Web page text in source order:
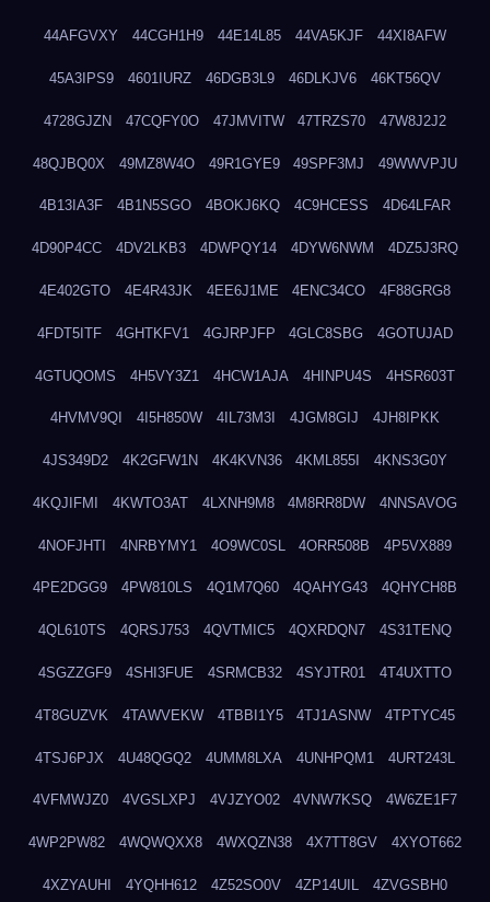
44AFGVXY 44CGH1H9 44E14L85 44VA5KJF 44XI8AFW
45A3IPS9 4601IURZ 46DGB3L9 46DLKJV6 46KT56QV
4728GJZN 47CQFY0O 47JMVITW 47TRZS70 47W8J2J2
48QJBQ0X 49MZ8W4O 49R1GYE9 49SPF3MJ 49WWVPJU
4B13IA3F 4B1N5SGO 4BOKJ6KQ 4C9HCESS 4D64LFAR
4D90P4CC 4DV2LKB3 4DWPQY14 4DYW6NWM 4DZ5J3RQ
4E402GTO 4E4R43JK 4EE6J1ME 4ENC34CO 4F88GRG8
4FDT5ITF 4GHTKFV1 4GJRPJFP 4GLC8SBG 4GOTUJAD
4GTUQOMS 4H5VY3Z1 4HCW1AJA 4HINPU4S 4HSR603T
4HVMV9QI 4I5H850W 4IL73M3I 4JGM8GIJ 4JH8IPKK
4JS349D2 4K2GFW1N 4K4KVN36 4KML855I 4KNS3G0Y
4KQJIFMI 4KWTO3AT 4LXNH9M8 4M8RR8DW 4NNSAVOG
4NOFJHTI 4NRBYMY1 4O9WC0SL 4ORR508B 4P5VX889
4PE2DGG9 4PW810LS 4Q1M7Q60 4QAHYG43 4QHYCH8B
4QL610TS 4QRSJ753 4QVTMIC5 4QXRDQN7 4S31TENQ
4SGZZGF9 4SHI3FUE 4SRMCB32 4SYJTR01 4T4UXTTO
4T8GUZVK 4TAWVEKW 4TBBI1Y5 4TJ1ASNW 4TPTYC45
4TSJ6PJX 4U48QGQ2 4UMM8LXA 4UNHPQM1 4URT243L
4VFMWJZ0 4VGSLXPJ 4VJZYO02 4VNW7KSQ 4W6ZE1F7
4WP2PW82 4WQWQXX8 4WXQZN38 4X7TT8GV 4XYOT662
4XZYAUHI 4YQHH612 4Z52SO0V 4ZP14UIL 4ZVGSBH0